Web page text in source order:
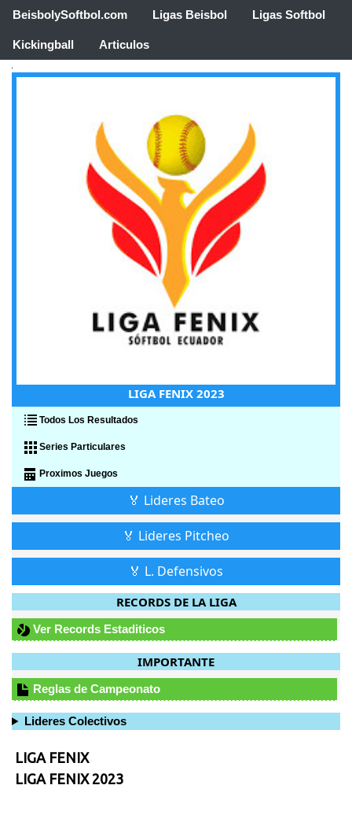
BeisbolySoftbol.com Ligas Beisbol Ligas Softbol
Kickingball Articulos
LIGA FENIX 2023
Todos Los Resultados
Series Particulares
Proximos Juegos
🏅 Lideres Bateo
🏅 Lideres Pitcheo
🏅 L. Defensivos
RECORDS DE LA LIGA
Ver Records Estaditicos
IMPORTANTE
Reglas de Campeonato
Lideres Colectivos
LIGA FENIX
LIGA FENIX 2023